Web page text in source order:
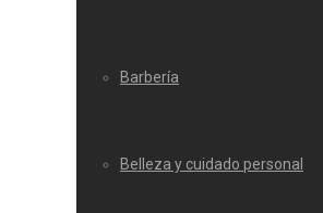
Barbería
Belleza y cuidado personal